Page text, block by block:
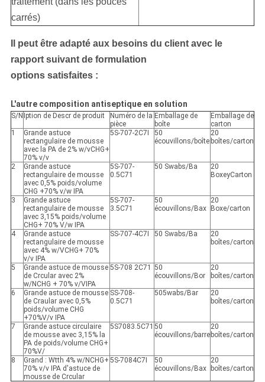
carrés)
Il peut être adapté aux besoins du client avec le
rapport suivant de formulation
options satisfaites :
L'autre composition antiseptique en solution
S/N Iption de Descr de produit
Numéro de la
pièce
Emballage de
boîte
Emballage de
carton
1
Grande astuce
rectangulaire de mousse
avec la PA de 2% w/vCHG+
70% v/v
5S-707-2C7I
50
écouvillons/boîte
20
boîtes/carton
2
Grande astuce
rectangulaire de mousse
avec 0,5% poids/volume
CHG +70% v/w IPA
5S-707-
0.5C71
50 Swabs/Ba
20
BoxeyCarton
3
Grande astuce
rectangulaire de mousse
avec 3,15% poids/volume
CHG+ 70% V/w IPA
5S-707-
3.5C71
50
écouvillons/Bax
20
Boxe/carton
4
Grande astuce
rectangulaire de mousse
avec 4% w/VCHG+ 70%
v/v IPA
SS-707-4C7I 50 Swabs/Ba
20
boîtes/carton
5
Grande astuce de mousse
de Crcular avec 2%
w/NCHG + 70% v/VIPA
5S-708 2C71 50
écouvillons/Bor
20
boîtes/carton
6
Grande astuce de mousse
de Craular avec 0,5%
poids/volume CHG
+70%V/v IPA
SS-708-
0.5C71
505wabs/Bar
20
boîtes/carton
7
Grande astuce circulaire
de mousse avec 3,15% la
PA de poids/volume CHG+
70%V/
5S7083.5C71 50
écouvillons/barre
20
boîtes/carton
8
Grand : Wtth 4% w/NCHG+
70% v/v IPA d'astuce de
mousse de Crcular
5S-7084C7I
50
écouvillons/Bax
20
boîtes/carton